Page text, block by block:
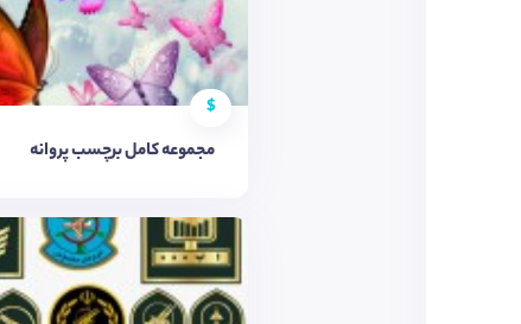
$
مجموعه کامل برچسب پروانه